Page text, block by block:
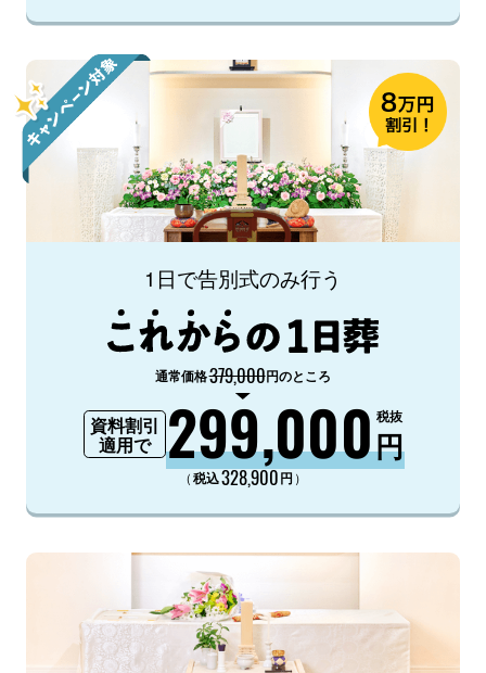
1日で告別式のみ行う
通常価格379,000円のところ
資料割引
適用で
299,000円
税抜
（税込328,900円 ）